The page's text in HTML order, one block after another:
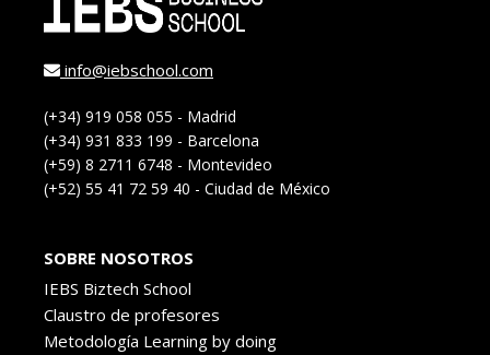
info@iebschool.com
(+34) 919 058 055 - Madrid
(+34) 931 833 199 - Barcelona
(+59) 8 2711 6748 - Montevideo
(+52) 55 41 72 59 40 - Ciudad de México
SOBRE NOSOTROS
IEBS Biztech School
Claustro de profesores
Metodología Learning by doing